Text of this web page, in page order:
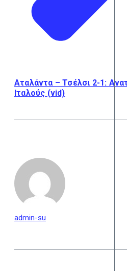
Αταλάντα – Τσέλσι 2-1:
Ιταλούς (vid)
admin-su